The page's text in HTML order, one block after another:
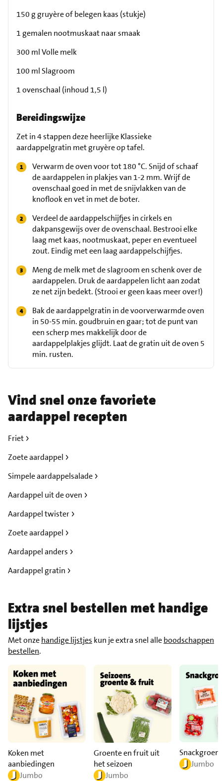
150 g gruyère of belegen kaas (stukje)
1 gemalen nootmuskaat naar smaak
300 ml Volle melk
100 ml Slagroom
1 ovenschaal (inhoud 1,5 l)
Bereidingswijze
Zet in 4 stappen deze heerlijke Klassieke
aardappelgratin met gruyère op tafel.
Verwarm de oven voor tot 180 °C. Snijd of schaaf
de aardappelen in plakjes van 1-2 mm. Wrijf de
ovenschaal goed in met de snijvlakken van de
knoflook en vet in met de boter.
Verdeel de aardappelschijfjes in cirkels en
dakpansgewijs over de ovenschaal. Bestrooi elke
laag met kaas, nootmuskaat, peper en eventueel
zout. Eindig met een laag aardappelschijfjes.
Meng de melk met de slagroom en schenk over de
aardappelen. Druk de aardappelen licht aan zodat
ze net zijn bedekt. (Strooi er geen kaas meer over!)
Bak de aardappelgratin in de voorverwarmde oven
in 50-55 min. goudbruin en gaar; tot de punt van
een scherp mes makkelijk door de
aardappelplakjes glijdt. Laat de gratin uit de oven 5
min. rusten.
Vind snel onze favoriete
aardappel recepten
Friet
Zoete aardappel
Simpele aardappelsalade
Aardappel uit de oven
Aardappel twister
Zoete aardappel
Aardappel anders
Aardappel gratin
Extra snel bestellen met handige
lijstjes
Met onzehandige lijstjes kun je extra snel alleboodschappen
bestellen.
Koken met
aanbiedingen
Jumbo
Groente en fruit uit
het seizoen
Jumbo
Jumbo